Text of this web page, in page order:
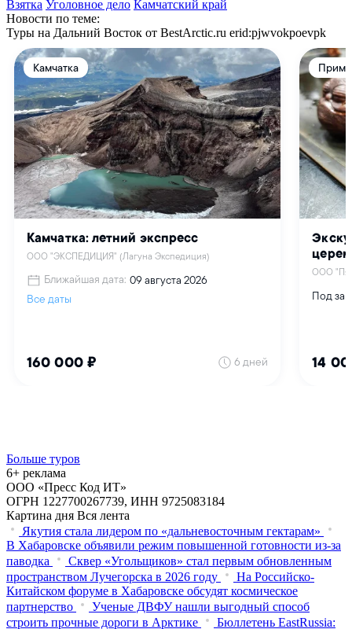
Взятка Уголовное дело Камчатский край
Новости по теме:
Туры на Дальний Восток от BestArctic.ru erid:pjwvokpoevpk
Больше туров
6+ реклама
ООО «Пресс Код ИТ»
ОГРН 1227700267739, ИНН 9725083184
Картина дня Вся лента
Якутия стала лидером по «дальневосточным гектарам»
В Хабаровске объявили режим повышенной готовности из‑за
паводка
Сквер «Угольщиков» стал первым обновленным
пространством Лучегорска в 2026 году
На Российско-
Китайском форуме в Хабаровске обсудят космическое
партнерство
Ученые ДВФУ нашли выгодный способ
строить прочные дороги в Арктике
Бюллетень EastRussia: